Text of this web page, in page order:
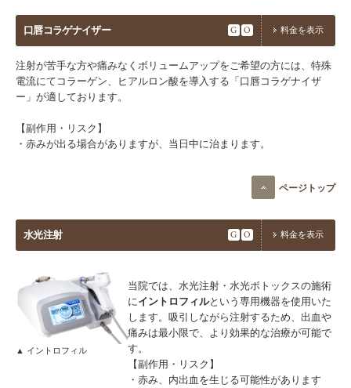
口唇コラゲナイザー G O 料金を表示
注射が苦手な方や痛みなくボリュームアップをご希望の方には、特殊
電流にてコラーゲン、ヒアルロン酸を導入する「口唇コラゲナイザ
ー」が適しております。
【副作用・リスク】​
・赤みが出る場合がありますが、当日中に治まります。
ページトップ
水光注射 G O 料金を表示
▲ イントロフィル
当院では、水光注射・水光ボトックスの施術
に イントロフィルという専用機器を使用いた
します。吸引しながら注射するため、出血や
痛みは最小限で、より効果的な治療が可能で
す。
【副作用・リスク】
・赤み、内出血を生じる可能性があります